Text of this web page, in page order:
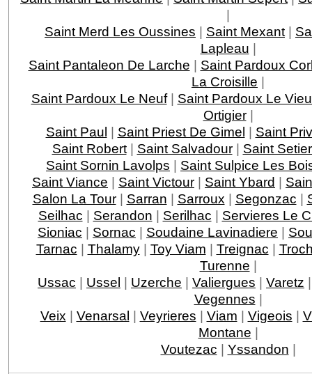
|
Saint Merd Les Oussines | Saint Mexant |
Lapleau |
Saint Pantaleon De Larche | Saint Pardoux
La Croisille |
Saint Pardoux Le Neuf| Saint Pardoux Le
Ortigier|
Saint Paul | Saint Priest De Gimel | Saint
Saint Robert| Saint Salvadour| Saint
Saint Sornin Lavolps | Saint Sulpice Les
Saint Viance | Saint Victour | Saint Ybard |
Salon La Tour| Sarran | Sarroux | Segonzac |
Seilhac | Serandon | Serilhac | Servieres Le
Sioniac | Sornac | Soudaine Lavinadiere |
Tarnac | Thalamy| Toy Viam | Treignac |
Turenne |
Ussac | Ussel | Uzerche | Valiergues | Varetz
Vegennes |
Veix | Venarsal | Veyrieres | Viam | Vigeois |
Montane |
Voutezac | Yssandon |